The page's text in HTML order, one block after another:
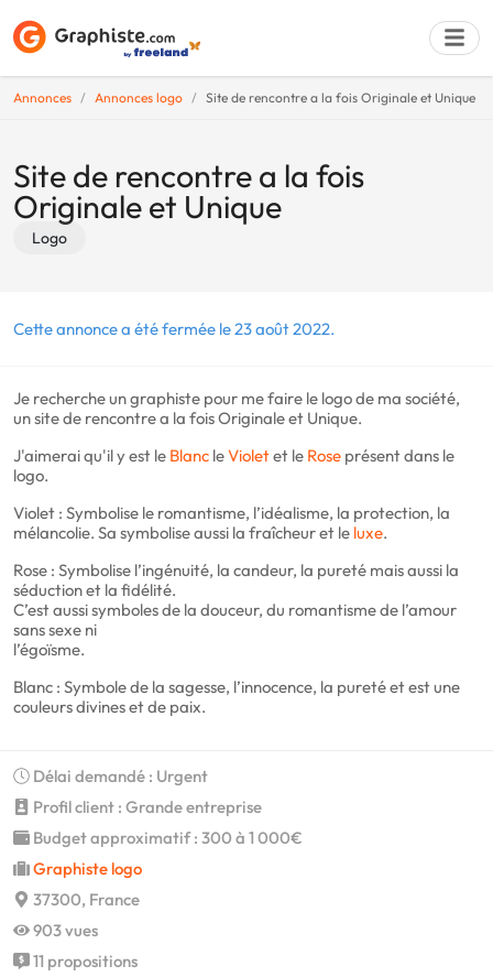
Annonces Annonces logo Site de rencontre a la fois Originale et Unique
Site de rencontre a la fois
Originale et Unique
Logo
Cette annonce a été fermée le 23 août 2022.
Je recherche un graphiste pour me faire le logo de ma société,
un site de rencontre a la fois Originale et Unique.
J'aimerai qu'il y est le Blanc leVioletet le Rose présent dans le
logo.
Violet : Symbolise le romantisme, l’idéalisme, la protection, la
mélancolie. Sa symbolise aussi la fraîcheur et le luxe.
Rose : Symbolise l’ingénuité, la candeur, la pureté mais aussi la
séduction et la fidélité.
C’est aussi symboles de la douceur, du romantisme de l’amour
sans sexe ni
l’égoïsme.
Blanc : Symbole de la sagesse, l’innocence, la pureté et est une
couleurs divines et de paix.
Délai demandé : Urgent
Profil client : Grande entreprise
Budget approximatif : 300 à 1 000€
Graphiste logo
37300, France
903 vues
11 propositions